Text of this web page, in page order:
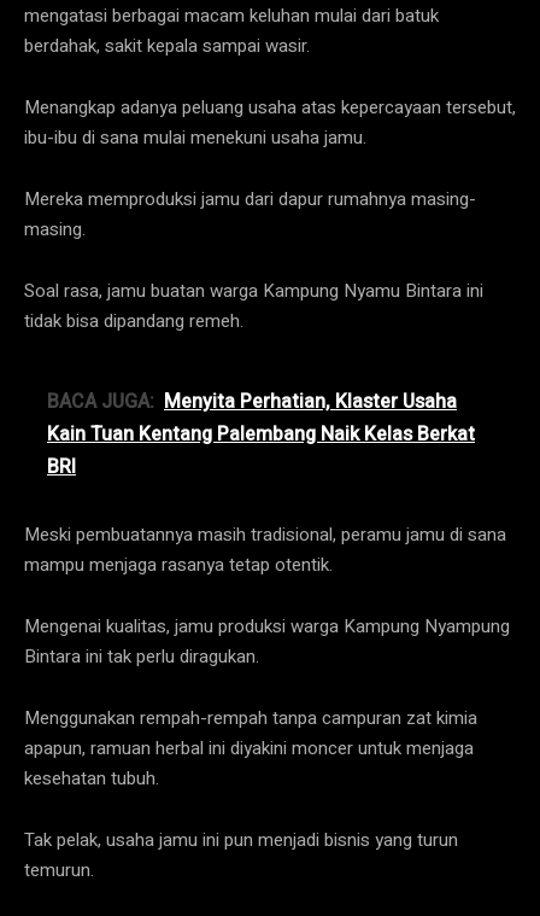
mengatasi berbagai macam keluhan mulai dari batuk
berdahak, sakit kepala sampai wasir.
Menangkap adanya peluang usaha atas kepercayaan tersebut,
ibu-ibu di sana mulai menekuni usaha jamu.
Mereka memproduksi jamu dari dapur rumahnya masing-
masing.
Soal rasa, jamu buatan warga Kampung Nyamu Bintara ini
tidak bisa dipandang remeh.
BACA JUGA: Menyita Perhatian, Klaster Usaha
Kain Tuan Kentang Palembang Naik Kelas Berkat
BRI
Meski pembuatannya masih tradisional, peramu jamu di sana
mampu menjaga rasanya tetap otentik.
Mengenai kualitas, jamu produksi warga Kampung Nyampung
Bintara ini tak perlu diragukan.
Menggunakan rempah-rempah tanpa campuran zat kimia
apapun, ramuan herbal ini diyakini moncer untuk menjaga
kesehatan tubuh.
Tak pelak, usaha jamu ini pun menjadi bisnis yang turun
temurun.